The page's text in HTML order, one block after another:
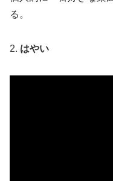
る。
2. はやい